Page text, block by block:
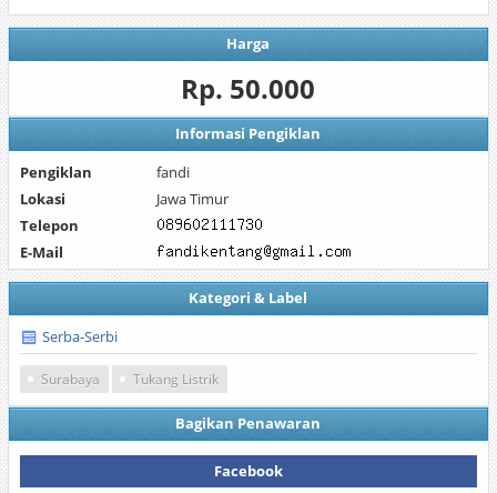
Harga
Rp. 50.000
Informasi Pengiklan
Pengiklan
fandi
Lokasi
Jawa Timur
Telepon
E-Mail
Kategori & Label
Serba-Serbi
Surabaya Tukang Listrik
Bagikan Penawaran
Facebook